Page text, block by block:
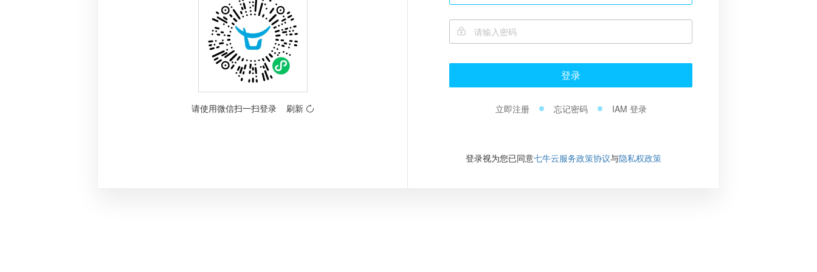
请使用微信扫一扫登录 刷新
登录
立即注册 忘记密码 IAM 登录
登录视为您已同意七牛云服务政策协议与隐私权政策